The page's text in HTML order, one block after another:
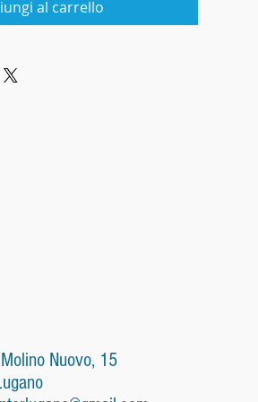
al carrello
Nuovo, 15